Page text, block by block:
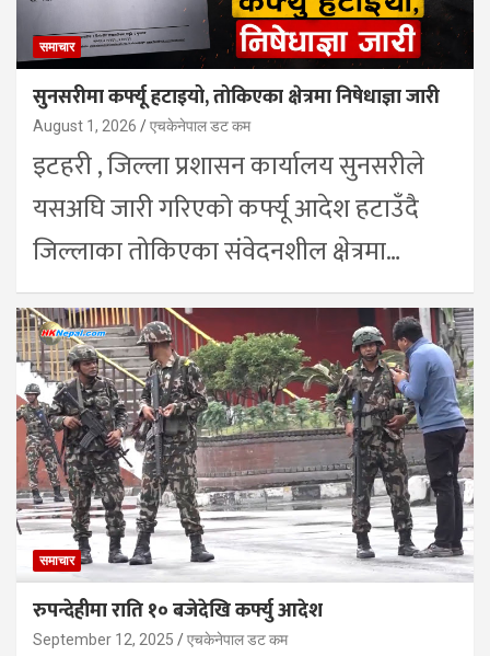
समाचार
सुनसरीमा कर्फ्यू हटाइयो, तोकिएका क्षेत्रमा निषेधाज्ञा जारी
August 1, 2026 एचकेनेपाल डट कम
इटहरी , जिल्ला प्रशासन कार्यालय सुनसरीले
यसअघि जारी गरिएको कर्फ्यू आदेश हटाउँदै
जिल्लाका तोकिएका संवेदनशील क्षेत्रमा…
समाचार
रुपन्देहीमा राति १० बजेदेखि कर्फ्यु आदेश
September 12, 2025 एचकेनेपाल डट कम